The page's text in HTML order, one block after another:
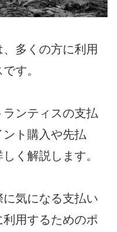
多くの方に利用
す。
ンティスの支払
ト購入や先払
く解説します。
気になる支払い
用するためのポ